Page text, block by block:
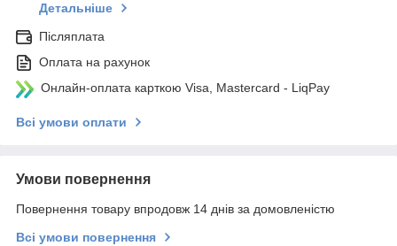
Детальніше
Післяплата
Оплата на рахунок
Онлайн-оплата карткою Visa, Mastercard - LiqPay
Всі умови оплати
Умови повернення
Повернення товару впродовж 14 днів за домовленістю
Всі умови повернення